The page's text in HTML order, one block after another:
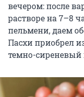
вечером: после
растворе на 7–8
пельмени, даем
Пасхи приобрел
темно-сиреневый